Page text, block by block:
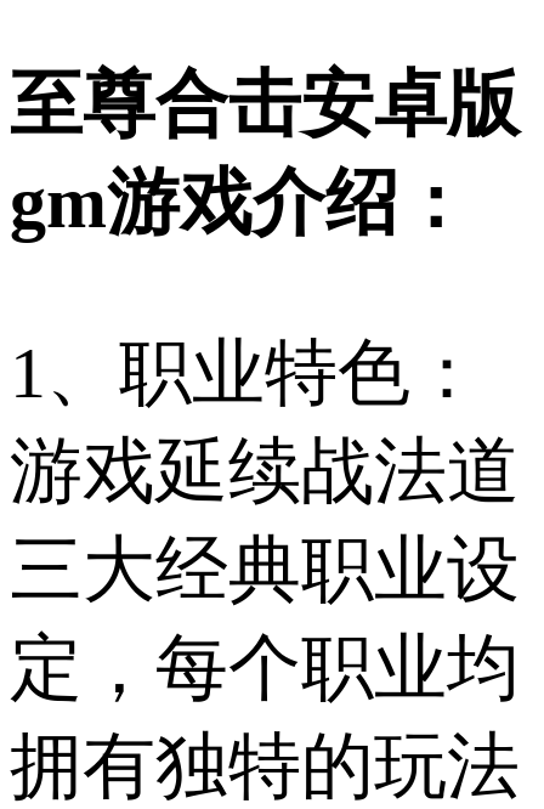
至尊合击安卓版
gm游戏介绍：
1、职业特色：
游戏延续战法道
三大经典职业设
定，每个职业均
拥有独特的玩法